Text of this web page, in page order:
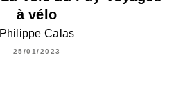
à vélo
Philippe Calas
25/01/2023